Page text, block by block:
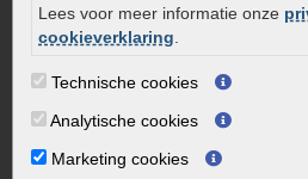
Lees voor meer informatie onze
cookieverklaring
Technische cookies
Analytische cookies
Marketing cookies
Routebeschrijving
Openingstijden
Maandag
Dinsdag
Woensdag